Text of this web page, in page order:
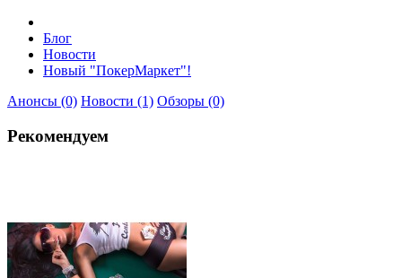
Блог
Новости
Новый "ПокерМаркет"!
Анонсы (0) Новости (1) Обзоры (0)
Рекомендуем